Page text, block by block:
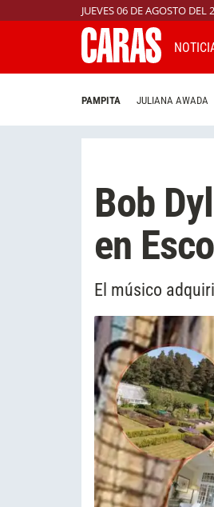
JUEVES 06 DE AGOSTO DEL
PAMPITA JULIANA AWADA
Bob
en
El músico